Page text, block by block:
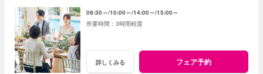
09:30～ 10:00～ 14:00～ 15:00～
3時間程度
詳しくみる フェア予約